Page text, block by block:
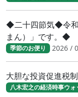
◆二十四節気◆令和
まん）」です。◆
季節のお便り 2026 /
大胆な投資促進税
八木宏之の経済時事ウォ